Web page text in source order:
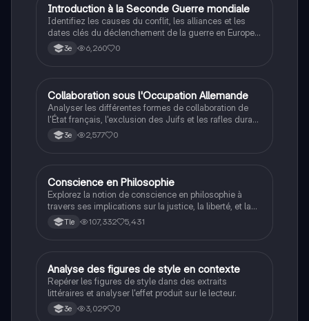
IHistoire
Introduction à la Seconde Guerre mondiale
Identifiez les causes du conflit, les alliances et les
dates clés du déclenchement de la guerre en Europe
et dans le Pacifique.
3e 6,260 0
CHistoire
Collaboration sous l'Occupation Allemande
Analyser les différentes formes de collaboration de
l'État français, l'exclusion des Juifs et les rafles durant
la Seconde Guerre mondiale.
3e 2,577 0
Philosophie
Conscience en Philosophie
Explorez la notion de conscience en philosophie à
travers ses implications sur la justice, la liberté, et la
connaissance. Cette fiche de révision aborde les
débats philosophiques sur la conscience, le cogito, et
étudiants en philosophie cherchant à approfondir leur
compréhension des enjeux éthiques et existentiels.
Tle 107,332 5,431
AFrançais
Analyse des figures de style en contexte
Repérer les figures de style dans des extraits
littéraires et analyser l'effet produit sur le lecteur.
3e 3,029 0